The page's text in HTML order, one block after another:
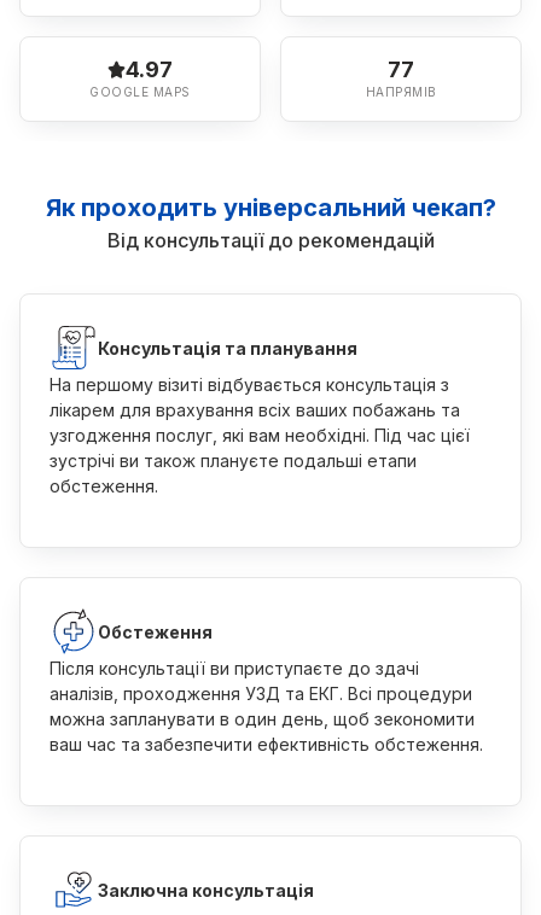
4.97
GOOGLE MAPS
77
НАПРЯМІВ
Як проходить універсальний чекап?
Від консультації до рекомендацій
Консультація та планування
На першому візиті відбувається консультація з
лікарем для врахування всіх ваших побажань та
узгодження послуг, які вам необхідні. Під час цієї
зустрічі ви також плануєте подальші етапи
обстеження.
Обстеження
Після консультації ви приступаєте до здачі
аналізів, проходження УЗД та ЕКГ. Всі процедури
можна запланувати в один день, щоб зекономити
ваш час та забезпечити ефективність обстеження.
Заключна консультація